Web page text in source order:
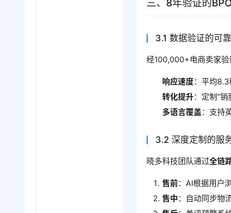
三、8年验证的
3.1 数据验证的可
经100,000+电商卖家验
响应速度：平均8.3
转化提升：定制”
多语言覆盖 ：支持
3.2 深度定制的服
晓多科技团队通过全链
售前：AI根据用户
售中 ：自动同步物